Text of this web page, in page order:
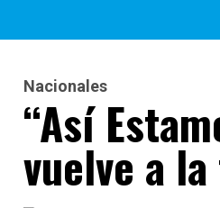
Nacionales
“Así
vuelve a